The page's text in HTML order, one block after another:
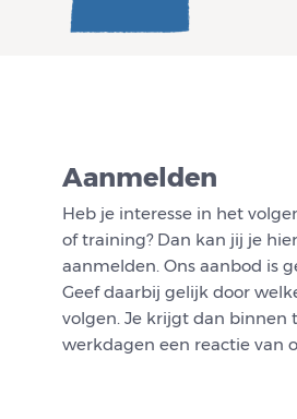
Aanmelden
Heb je interesse in het
of training? Dan kan jij je
aanmelden. Ons aanbod is
Geef daarbij gelijk door
volgen. Je krijgt dan binnen
werkdagen een reactie van